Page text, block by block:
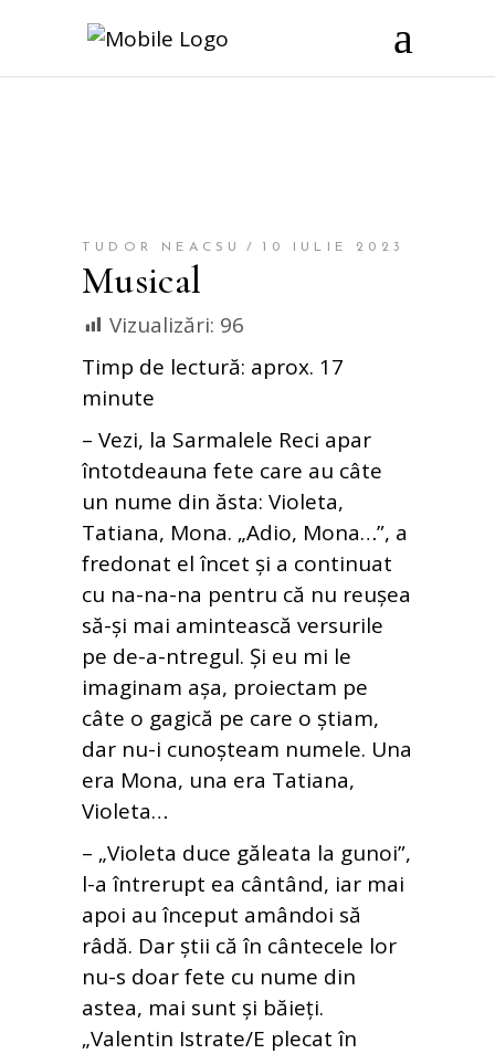
TUDOR NEACSU 10 IULIE 2023
Musical
Vizualizări: 96
Timp de lectură: aprox. 17
minute
– Vezi, la Sarmalele Reci apar
întotdeauna fete care au câte
un nume din ăsta: Violeta,
Tatiana, Mona. „Adio, Mona…”, a
fredonat el încet și a continuat
cu na-na-na pentru că nu reușea
să-și mai amintească versurile
pe de-a-ntregul. Și eu mi le
imaginam așa, proiectam pe
câte o gagică pe care o știam,
dar nu-i cunoșteam numele. Una
era Mona, una era Tatiana,
Violeta…
– „Violeta duce găleata la gunoi”,
l-a întrerupt ea cântând, iar mai
apoi au început amândoi să
râdă. Dar știi că în cântecele lor
nu-s doar fete cu nume din
astea, mai sunt și băieți.
„Valentin Istrate/E plecat în